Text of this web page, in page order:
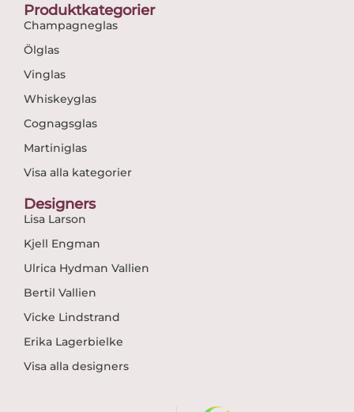
Produktkategorier
Champagneglas
Ölglas
Vinglas
Whiskeyglas
Cognagsglas
Martiniglas
Visa alla kategorier
Designers
Lisa Larson
Kjell Engman
Ulrica Hydman Vallien
Bertil Vallien
Vicke Lindstrand
Erika Lagerbielke
Visa alla designers